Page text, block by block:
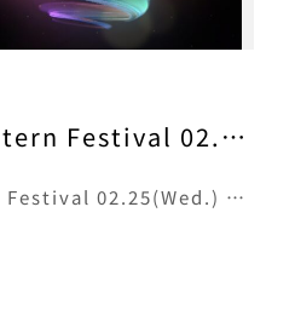
2026 Taipei Lantern Festival 02.25(Wed.) － 03.15(Sun.)
2026 Taipei Lantern Festival 02.25(Wed.) － 03.15(Sun.)